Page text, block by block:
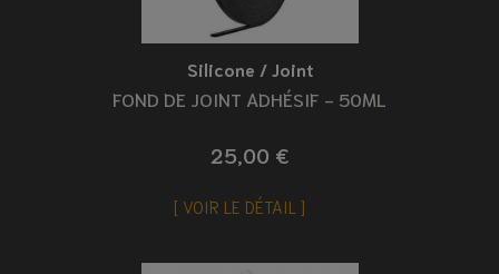
Silicone / Joint
FOND DE JOINT ADHÉSIF - 50ML
25,00 €
VOIR LE DÉTAIL